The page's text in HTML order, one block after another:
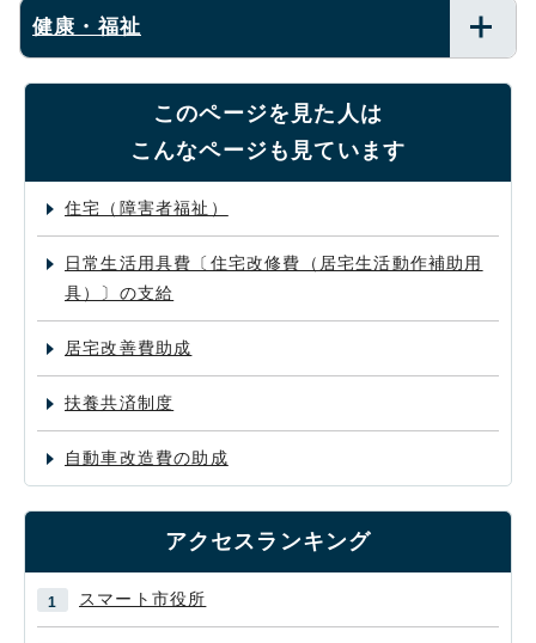
健康・福祉
このページを見た人は
こんなページも見ています
住宅（障害者福祉）
日常生活用具費〔住宅改修費（居宅生活動作補助用
具）〕の支給
居宅改善費助成
扶養共済制度
自動車改造費の助成
アクセスランキング
スマート市役所